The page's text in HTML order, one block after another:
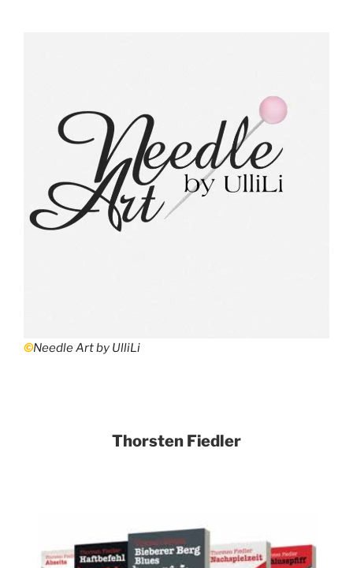
©Needle Art by UlliLi
Thorsten Fiedler